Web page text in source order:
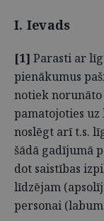
I. Ievads
[1] Parasti ar
pienākumus
notiek norunāto
pamatojoties
noslēgt arī t.s.
šādā gadījumā
dot saistības
līdzējam
personai